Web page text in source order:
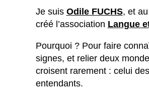
Je suis Odile FUCHS, et
créé l’association Langue
Pourquoi ? Pour faire
signes, et relier deux
croisent rarement : celui
entendants.